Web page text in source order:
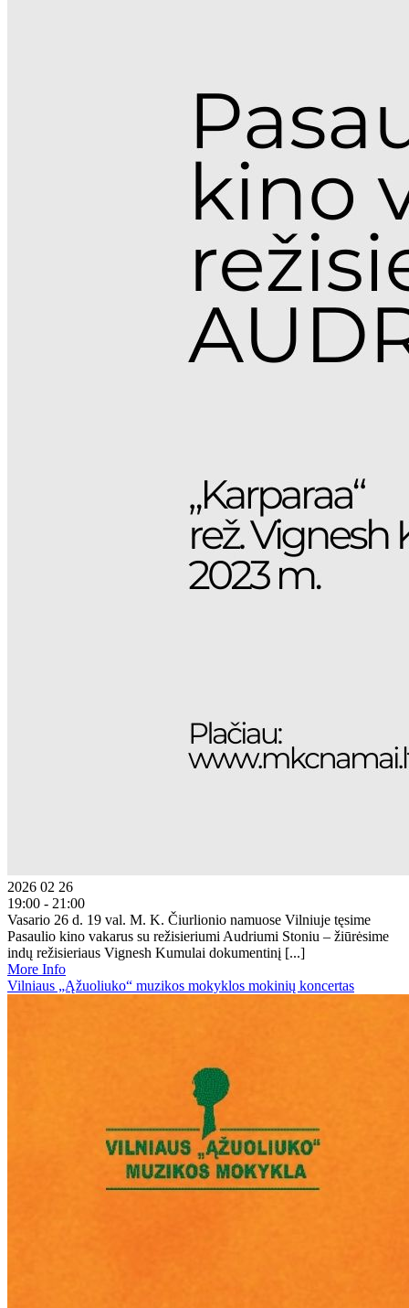
2026 02 26
19:00 - 21:00
Vasario 26 d. 19 val. M. K. Čiurlionio namuose Vilniuje tęsime
Pasaulio kino vakarus su režisieriumi Audriumi Stoniu – žiūrėsime
indų režisieriaus Vignesh Kumulai dokumentinį [...]
More Info
Vilniaus „Ąžuoliuko“ muzikos mokyklos mokinių koncertas